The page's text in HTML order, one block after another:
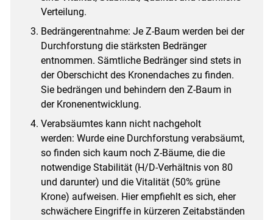
Verteilung.
Bedrängerentnahme: Je Z-Baum werden bei der
Durchforstung die stärksten Bedränger
entnommen. Sämtliche Bedränger sind stets in
der Oberschicht des Kronendaches zu finden.
Sie bedrängen und behindern den Z-Baum in
der Kronenentwicklung.
Verabsäumtes kann nicht nachgeholt
werden: Wurde eine Durchforstung verabsäumt,
so finden sich kaum noch Z-Bäume, die die
notwendige Stabilität (H/​D-Verhältnis von 80
und darunter) und die Vitalität (50% grüne
Krone) aufweisen. Hier empfiehlt es sich, eher
schwächere Eingriffe in kürzeren Zeitabständen